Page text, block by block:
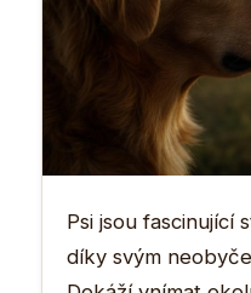
Psi jsou fascinující
díky svým